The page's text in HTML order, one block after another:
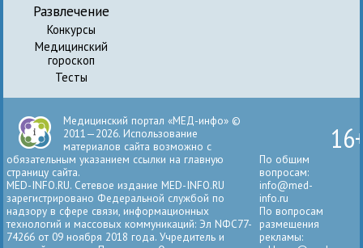
Развлечение
Конкурсы
Медицинский
гороскоп
Тесты
Медицинский портал «МЕД-инфо» ©
2011—2026. Использование
материалов сайта возможно с
обязательным указанием ссылки на главную
страницу сайта.
MED-INFO.RU. Сетевое издание MED-INFO.RU
зарегистрировано Федеральной службой по
надзору в сфере связи, информационных
технологий и массовых коммуникаций: Эл NФС77-
74266 от 09 ноября 2018 года. Учредитель и
По общим
вопросам:
info@med-
info.ru
По вопросам
размещения
рекламы: